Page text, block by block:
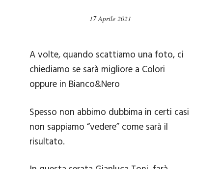
17 Aprile 2021
A volte, quando scattiamo una foto, ci
chiediamo se sarà migliore a Colori
oppure in Bianco&Nero
Spesso non abbimo dubbima in certi casi
non sappiamo “vedere” come sarà il
risultato.